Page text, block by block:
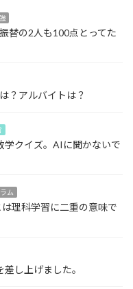
替の2人も100点とってた
？アルバイトは？
学クイズ。AIに聞かないで
ム
理科学習に二重の意味で
し上げました。